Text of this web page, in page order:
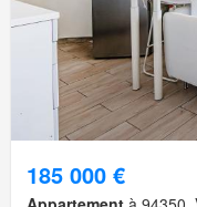
185 000 €